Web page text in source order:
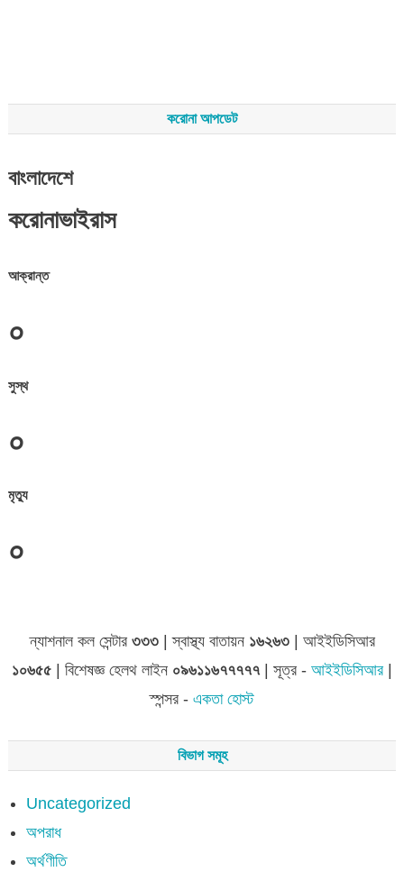
করোনা আপডেট
বাংলাদেশে
করোনাভাইরাস
আক্রান্ত
০
সুস্থ
০
মৃত্যু
০
ন্যাশনাল কল সেন্টার ৩৩৩| স্বাস্থ্য বাতায়ন ১৬২৬৩| আইইডিসিআর
১০৬৫৫ | বিশেষজ্ঞ হেলথ লাইন ০৯৬১১৬৭৭৭৭৭| সূত্র - আইইডিসিআর|
স্পন্সর - একতা হোস্ট
বিভাগ সমূহ
Uncategorized
অপরাধ
অর্থণীতি